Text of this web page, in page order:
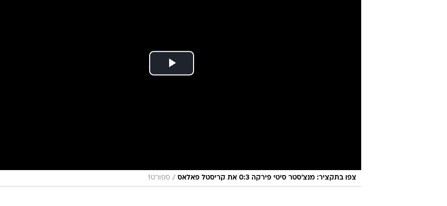
צפו בתקציר: מנצ'סטר סיטי פירקה 0:3 את קריסטל פאלאס / ספורט1